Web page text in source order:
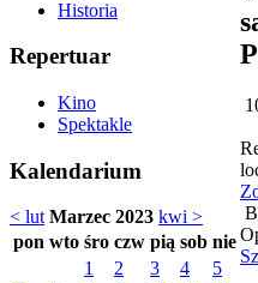
Historia
Repertuar
Kino
Spektakle
Kalendarium
< lut Marzec 2023 kwi >
pon wto śro czw pią sob nie
1
2 3 4
5